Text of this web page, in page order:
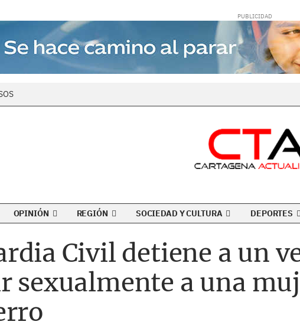
OPINIÓN REGIÓN SOCIEDAD Y CULTURA DEPORTES
Civil detiene a un
sexualmente a una